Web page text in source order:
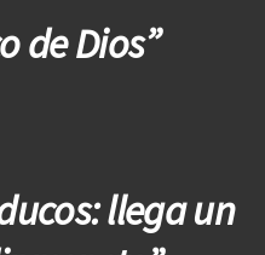
de Dios”
llega un